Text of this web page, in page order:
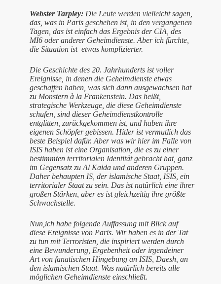
Webster Tarpley: Die Leute werden vielleicht sagen,
das, was in Paris geschehen ist, in den vergangenen
Tagen, das ist einfach das Ergebnis der CIA, des
MI6 oder anderer Geheimdienste. Aber ich fürchte,
die Situation ist etwas komplizierter.
Die Geschichte des 20. Jahrhunderts ist voller
Ereignisse, in denen die Geheimdienste etwas
geschaffen haben, was sich dann ausgewachsen hat
zu Monstern à la Frankenstein. Das heißt,
strategische Werkzeuge, die diese Geheimdienste
schufen, sind dieser Geheimdienstkontrolle
entglitten, zurückgekommen ist, und haben ihre
eigenen Schöpfer gebissen. Hitler ist vermutlich das
beste Beispiel dafür. Aber was wir hier im Falle von
ISIS haben ist eine Organisation, die es zu einer
bestimmten territorialen Identität gebracht hat, ganz
im Gegensatz zu Al Kaida und anderen Gruppen.
Daher behaupten IS, der islamische Staat, ISIS, ein
territorialer Staat zu sein. Das ist natürlich eine ihrer
großen Stärken, aber es ist gleichzeitig ihre größte
Schwachstelle.
Nun,ich habe folgende Auffassung mit Blick auf
diese Ereignisse von Paris. Wir haben es in der Tat
zu tun mit Terroristen, die inspiriert werden durch
eine Bewunderung, Ergebenheit oder irgendeiner
Art von fanatischen Hingebung an ISIS, Daesh, an
den islamischen Staat. Was natürlich bereits alle
möglichen Geheimdienste einschließt.